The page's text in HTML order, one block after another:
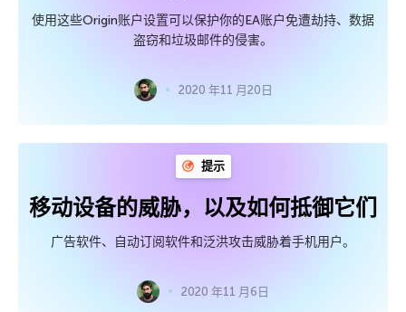
使用这些Origin账户设置可以保护你的EA账户免遭劫持、数据
盗窃和垃圾邮件的侵害。
2020 年11 月20日
提示
移动设备的威胁，以及如何抵御它们
广告软件、自动订阅软件和泛洪攻击威胁着手机用户。
2020 年11 月6日